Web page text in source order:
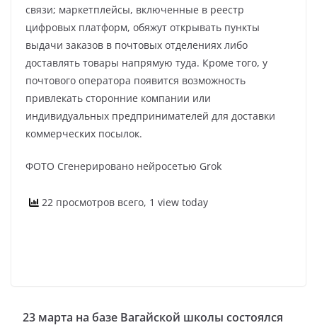
связи; маркетплейсы, включенные в реестр
цифровых платформ, обяжут открывать пункты
выдачи заказов в почтовых отделениях либо
доставлять товары напрямую туда. Кроме того, у
почтового оператора появится возможность
привлекать сторонние компании или
индивидуальных предпринимателей для доставки
коммерческих посылок.
ФОТО Сгенерировано нейросетью Grok
22 просмотров всего, 1 view today
23 марта на базе Вагайской школы состоялся